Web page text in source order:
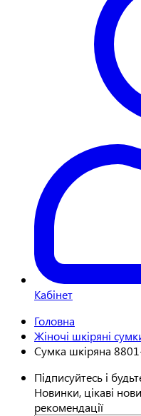
Кабінет
Головна
Жіночі шкіряні
Сумка шкіряна
Підписуйтесь і
Новинки, цікаві
рекомендації